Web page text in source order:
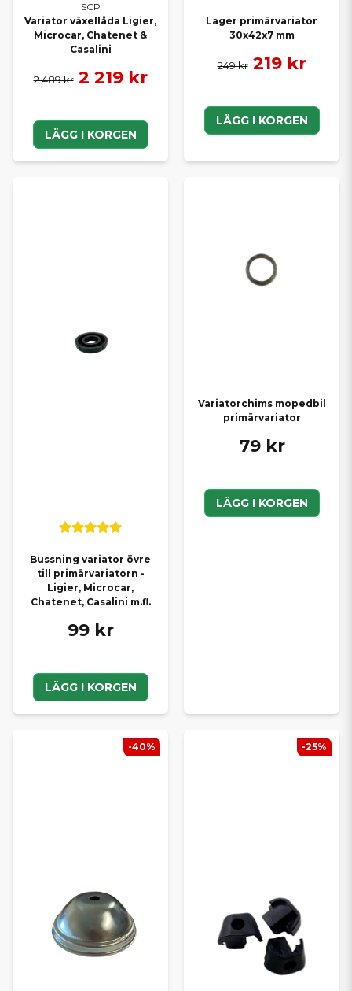
SCP
Variator växellåda Ligier,
Microcar, Chatenet &
Casalini
2 489 kr 2 219 kr
LÄGG I KORGEN
Lager primärvariator
30x42x7 mm
249 kr 219 kr
LÄGG I KORGEN
Bussning variator övre
till primärvariatorn -
Ligier, Microcar,
Chatenet, Casalini m.fl.
99 kr
LÄGG I KORGEN
Variatorchims mopedbil
primärvariator
79 kr
LÄGG I KORGEN
-40% -25%